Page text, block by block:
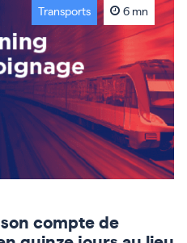
Transports 6 mn
compte de